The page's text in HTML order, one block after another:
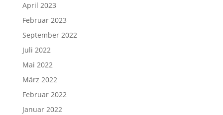
April 2023
Februar 2023
September 2022
Juli 2022
Mai 2022
März 2022
Februar 2022
Januar 2022